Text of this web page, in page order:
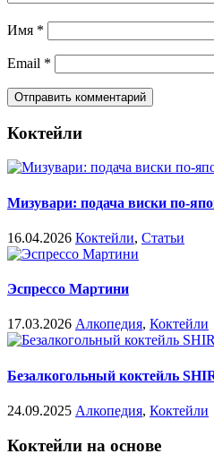
Имя *
Email *
Коктейли
Мизувари: подача виски по-
16.04.2026 Коктейли, Статьи
Эспрессо Мартини
17.03.2026 Алкопедия, Коктейли
Безалкогольный коктейль
24.09.2025 Алкопедия, Коктейли
Коктейли на основе